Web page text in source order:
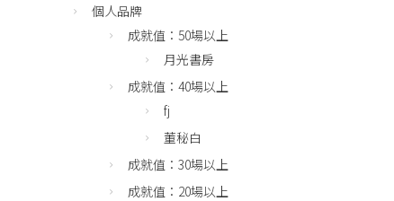
個人品牌
成就值：50場以上
月光書房
成就值：40場以上
fj
董秘白
成就值：30場以上
成就值：20場以上